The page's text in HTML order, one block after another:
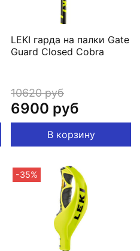
LEKI гарда на палки Gate
Guard Сlosed Cobra
10620 руб
6900 руб
В корзину
-35%